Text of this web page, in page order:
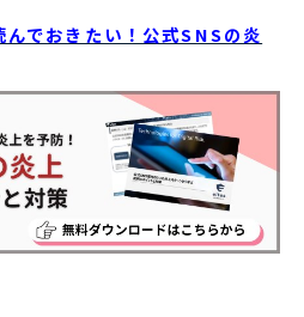
でおきたい！公式SNSの炎